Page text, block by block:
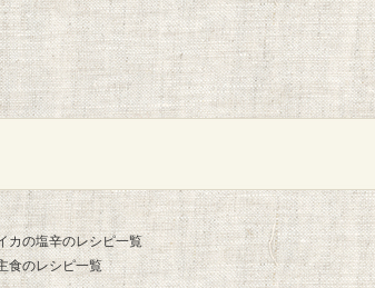
カの塩辛のレシピ一覧
食のレシピ一覧